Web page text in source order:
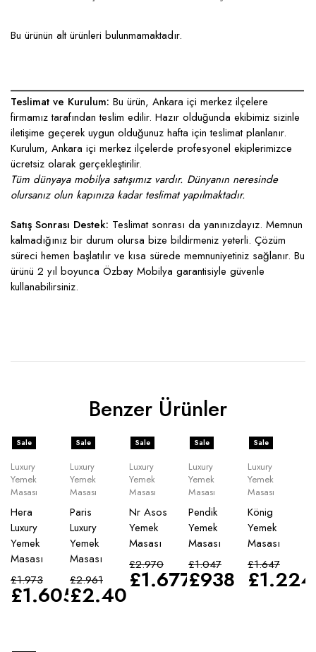
Bu ürünün alt ürünleri bulunmamaktadır.
____________________________________________________
Teslimat ve Kurulum: Bu ürün, Ankara içi merkez ilçelere
firmamız tarafından teslim edilir. Hazır olduğunda ekibimiz sizinle
iletişime geçerek uygun olduğunuz hafta için teslimat planlanır.
Kurulum, Ankara içi merkez ilçelerde profesyonel ekiplerimizce
ücretsiz olarak gerçekleştirilir.
Tüm dünyaya mobilya satışımız vardır. Dünyanın neresinde
olursanız olun kapınıza kadar teslimat yapılmaktadır.
Satış Sonrası Destek: Teslimat sonrası da yanınızdayız. Memnun
kalmadığınız bir durum olursa bize bildirmeniz yeterli. Çözüm
süreci hemen başlatılır ve kısa sürede memnuniyetiniz sağlanır. Bu
ürünü 2 yıl boyunca Özbay Mobilya garantisiyle güvenle
kullanabilirsiniz.
Benzer Ürünler
Sale
Luxury
Yemek
Masası
Hera
Luxury
Yemek
Masası
£1.973
£1.605
Sale
Luxury
Yemek
Masası
Paris
Luxury
Yemek
Masası
£2.961
£2.400
Sale
Luxury
Yemek
Masası
Nr Asos
Yemek
Masası
£2.970
£1.677
Sale
Luxury
Yemek
Masası
Pendik
Yemek
Masası
£1.047
£938
Sale
Luxury
Yemek
Masası
König
Yemek
Masası
£1.647
£1.224